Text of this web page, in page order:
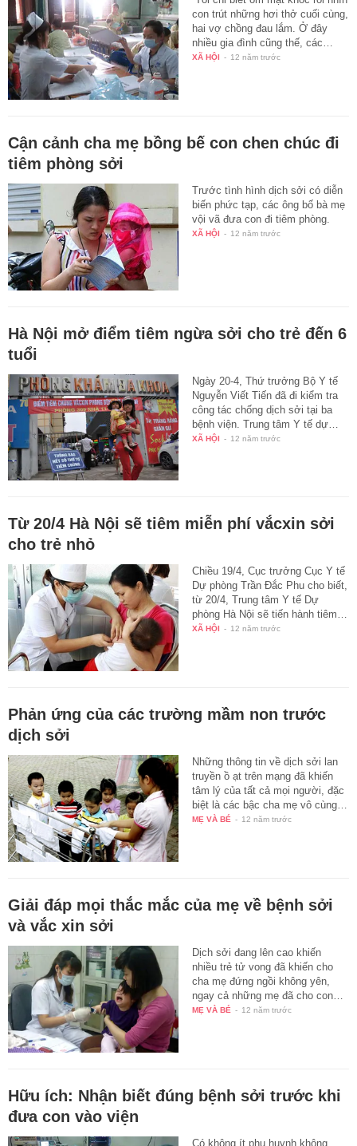
con trút những hơi thở cuối cùng,
hai vợ chồng đau lắm. Ở đây
nhiều gia đình cũng thế, các…
XÃ HỘI - 12 năm trước
Cận cảnh cha mẹ bồng bế con chen chúc đi
tiêm phòng sởi
Trước tình hình dịch sởi có diễn
biến phức tạp, các ông bố bà mẹ
vội vã đưa con đi tiêm phòng.
XÃ HỘI - 12 năm trước
Hà Nội mở điểm tiêm ngừa sởi cho trẻ đến 6
tuổi
Ngày 20-4, Thứ trưởng Bộ Y tế
Nguyễn Viết Tiến đã đi kiểm tra
công tác chống dịch sởi tại ba
bệnh viện. Trung tâm Y tế dự…
XÃ HỘI - 12 năm trước
Từ 20/4 Hà Nội sẽ tiêm miễn phí vắcxin sởi
cho trẻ nhỏ
Chiều 19/4, Cục trưởng Cục Y tế
Dự phòng Trần Đắc Phu cho biết,
từ 20/4, Trung tâm Y tế Dự
phòng Hà Nội sẽ tiến hành tiêm…
XÃ HỘI - 12 năm trước
Phản ứng của các trường mầm non trước
dịch sởi
Những thông tin về dịch sởi lan
truyền ồ ạt trên mạng đã khiến
tâm lý của tất cả mọi người, đặc
biệt là các bậc cha mẹ vô cùng…
MẸ VÀ BÉ - 12 năm trước
Giải đáp mọi thắc mắc của mẹ về bệnh sởi
và vắc xin sởi
Dịch sởi đang lên cao khiến
nhiều trẻ tử vong đã khiến cho
cha mẹ đứng ngồi không yên,
ngay cả những mẹ đã cho con…
MẸ VÀ BÉ - 12 năm trước
Hữu ích: Nhận biết đúng bệnh sởi trước khi
đưa con vào viện
Có không ít phụ huynh không